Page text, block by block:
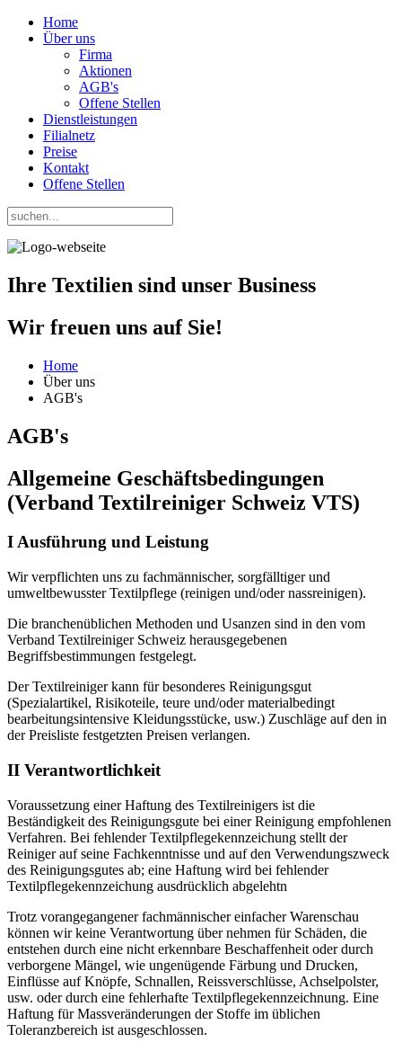
Home
Über uns
Firma
Aktionen
AGB's
Offene Stellen
Dienstleistungen
Filialnetz
Preise
Kontakt
Offene Stellen
Ihre Textilien sind unser Business
Wir freuen uns auf Sie!
Home
Über uns
AGB's
AGB's
Allgemeine Geschäftsbedingungen
(Verband Textilreiniger Schweiz VTS)
I Ausführung und Leistung
Wir verpflichten uns zu fachmännischer, sorgfälltiger und
umweltbewusster Textilpflege (reinigen und/oder nassreinigen).
Die branchenüblichen Methoden und Usanzen sind in den vom
Verband Textilreiniger Schweiz herausgegebenen
Begriffsbestimmungen festgelegt.
Der Textilreiniger kann für besonderes Reinigungsgut
(Spezialartikel, Risikoteile, teure und/oder materialbedingt
bearbeitungsintensive Kleidungsstücke, usw.) Zuschläge auf den in
der Preisliste festgetzten Preisen verlangen.
II Verantwortlichkeit
Voraussetzung einer Haftung des Textilreinigers ist die
Beständigkeit des Reinigungsgute bei einer Reinigung empfohlenen
Verfahren. Bei fehlender Textilpflegekennzeichung stellt der
Reiniger auf seine Fachkenntnisse und auf den Verwendungszweck
des Reinigungsgutes ab; eine Haftung wird bei fehlender
Textilpflegekennzeichung ausdrücklich abgelehtn
Trotz vorangegangener fachmännischer einfacher Warenschau
können wir keine Verantwortung über nehmen für Schäden, die
entstehen durch eine nicht erkennbare Beschaffenheit oder durch
verborgene Mängel, wie ungenügende Färbung und Drucken,
Einflüsse auf Knöpfe, Schnallen, Reissverschlüsse, Achselpolster,
usw. oder durch eine fehlerhafte Textilpflegekennzeichnung. Eine
Haftung für Massveränderungen der Stoffe im üblichen
Toleranzbereich ist ausgeschlossen.